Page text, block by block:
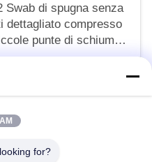
Swab di spugna senza
dettagliato compresso
punte di schiuma
pulita per la pulizia
for?